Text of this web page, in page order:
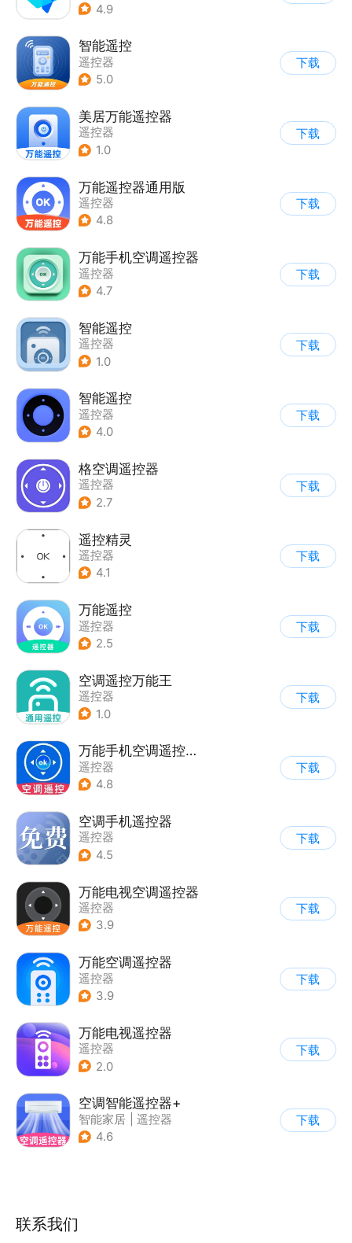
4.9
智能遥控
遥控器
5.0
下载
美居万能遥控器
遥控器
1.0
下载
万能遥控器通用版
遥控器
4.8
下载
万能手机空调遥控器
遥控器
4.7
下载
智能遥控
遥控器
1.0
下载
智能遥控
遥控器
4.0
下载
格空调遥控器
遥控器
2.7
下载
遥控精灵
遥控器
4.1
下载
万能遥控
遥控器
2.5
下载
空调遥控万能王
遥控器
1.0
下载
万能手机空调遥控器yq
遥控器
4.8
下载
空调手机遥控器
遥控器
4.5
下载
万能电视空调遥控器
遥控器
3.9
下载
万能空调遥控器
遥控器
3.9
下载
万能电视遥控器
遥控器
2.0
下载
空调智能遥控器+
智能家居
遥控器
4.6
下载
联系我们